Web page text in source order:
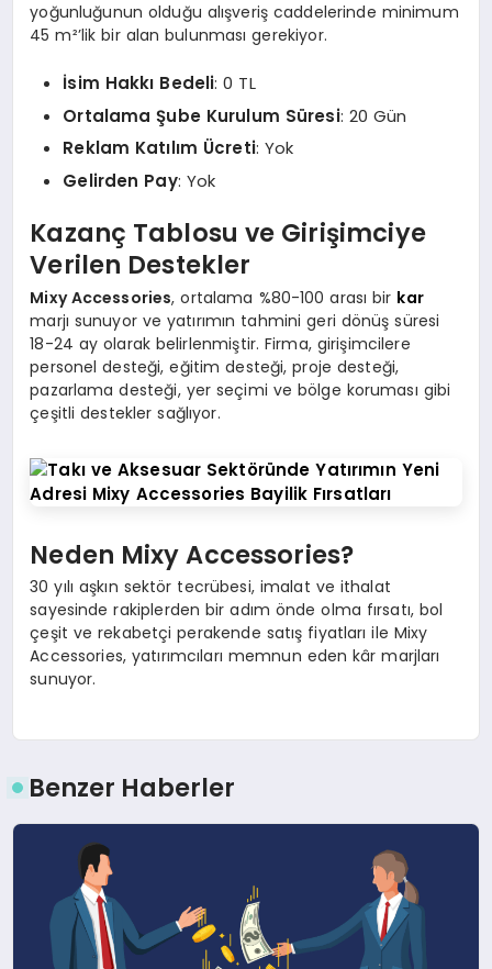
yoğunluğunun olduğu alışveriş caddelerinde minimum
45 m²’lik bir alan bulunması gerekiyor.
İsim Hakkı Bedeli: 0 TL
Ortalama Şube Kurulum Süresi: 20 Gün
Reklam Katılım Ücreti: Yok
Gelirden Pay: Yok
Kazanç Tablosu ve Girişimciye
Verilen Destekler
Mixy Accessories, ortalama %80-100 arası bir kar
marjı sunuyor ve yatırımın tahmini geri dönüş süresi
18-24 ay olarak belirlenmiştir. Firma, girişimcilere
personel desteği, eğitim desteği, proje desteği,
pazarlama desteği, yer seçimi ve bölge koruması gibi
çeşitli destekler sağlıyor.
Neden Mixy Accessories?
30 yılı aşkın sektör tecrübesi, imalat ve ithalat
sayesinde rakiplerden bir adım önde olma fırsatı, bol
çeşit ve rekabetçi perakende satış fiyatları ile Mixy
Accessories, yatırımcıları memnun eden kâr marjları
sunuyor.
Benzer Haberler